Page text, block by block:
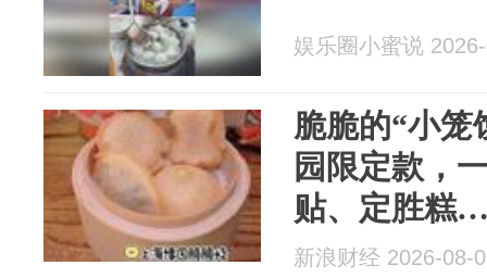
娱乐圈小蜜说
脆脆的“小笼
园限定款，
贴、定胜糕
太“会”了！
新浪财经 2026-08-